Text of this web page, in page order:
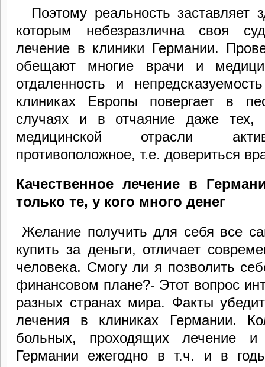
Поэтому реальность
которым небезразлична своя
лечение в клиники Германии.
обещают многие врачи и
отдаленность и
клиниках Европы повергает в
случаях и в отчаяние даже тех,
медицинской отрасли
противоположное, т.е. довериться
Качественное лечение в
только те, у кого много денег
Желание получить для себя все
купить за деньги, отличает
человека. Смогу ли я позволить
финансовом плане?- Этот вопрос
разных странах мира. Факты
лечения в клиниках Германии.
больных, проходящих лечение
Германии ежегодно в т.ч. и в